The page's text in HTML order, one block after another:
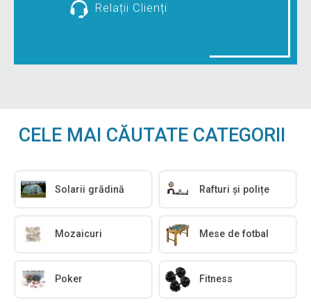
Relații Clienți
CELE MAI CĂUTATE CATEGORII
Solarii grădină Rafturi și polițe
Mozaicuri Mese de fotbal
Poker Fitness